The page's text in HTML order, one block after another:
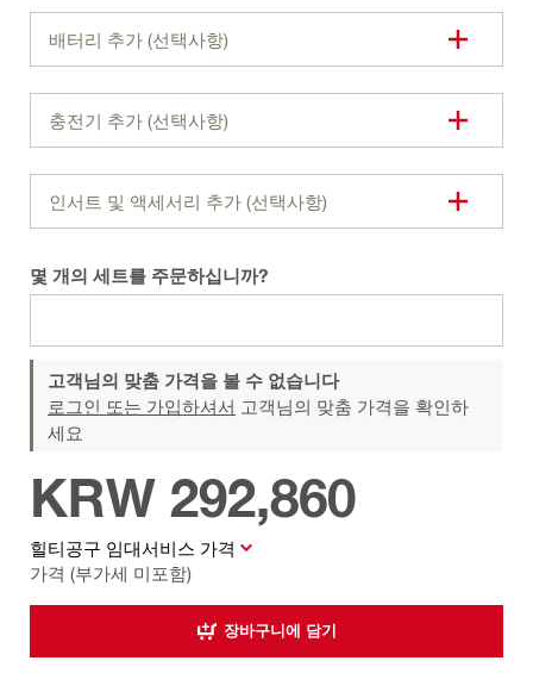
배터리 추가 (선택사항)
충전기 추가 (선택사항)
인서트 및 액세서리 추가 (선택사항)
몇 개의 세트를 주문하십니까?
고객님의 맞춤 가격을 볼 수 없습니다
로그인 또는 가입하셔서 고객님의 맞춤 가격을 확인하
세요
힐티공구 임대서비스 가격
가격 (부가세 미포함)
KRW 292,860
장바구니에 담기